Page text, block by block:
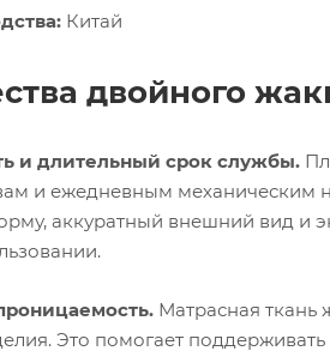
Китай
двойного
и длительный срок службы.
и ежедневным механическим
аккуратный внешний вид и
Матрасная ткань
Это помогает